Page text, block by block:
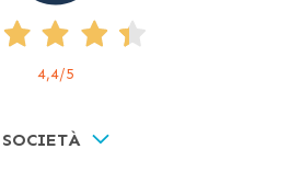
4,4/5
SOCIETÀ